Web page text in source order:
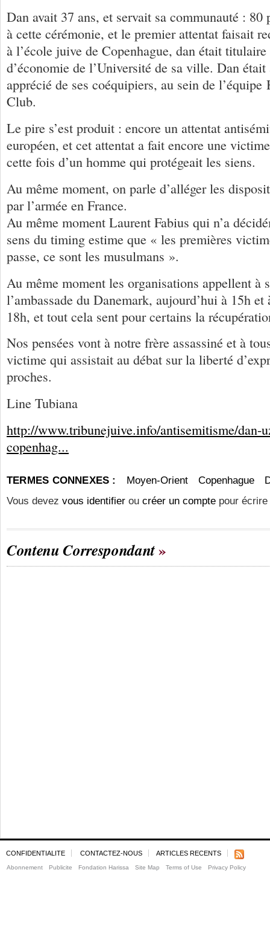
Dan avait 37 ans, et servait sa communauté : 80
à cette cérémonie, et le premier attentat faisait
à l’école juive de Copenhague, dan était titulaire
d’économie de l’Université de sa ville. Dan
apprécié de ses coéquipiers, au sein de
Club.
Le pire s’est produit : encore un attentat
européen, et cet attentat a fait encore une
cette fois d’un homme qui protégeait les siens.
Au même moment, on parle d’alléger les
par l’armée en France.
Au même moment Laurent Fabius qui n’a
sens du timing estime que « les premières
passe, ce sont les musulmans ».
Au même moment les organisations appellent à
l’ambassade du Danemark, aujourd’hui à 15h
18h, et tout cela sent pour certains la
Nos pensées vont à notre frère assassiné et à
victime qui assistait au débat sur la liberté
proches.
Line Tubiana
http://www.tribunejuive.info/antisemitisme/dan-
copenhag...
TERMES CONNEXES : Moyen-Orient Copenhague
Vous devez vous identifier ou créer un compte pour
Contenu Correspondant
CONFIDENTIALITE CONTACTEZ-NOUS ARTICLES RECENTS
Abonnement Publicite Fondation Harissa Site Map Terms of Use Privacy Policy